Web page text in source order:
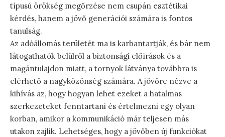
típusú örökség megőrzése nem csupán esztétikai
kérdés, hanem a jövő generációi számára is fontos
tanulság.
Az adóállomás területét ma is karbantartják, és bár nem
látogathatók belülről a biztonsági előírások és a
magántulajdon miatt, a tornyok látványa továbbra is
elérhető a nagyközönség számára. A jövőre nézve a
kihívás az, hogy hogyan lehet ezeket a hatalmas
szerkezeteket fenntartani és értelmezni egy olyan
korban, amikor a kommunikáció már teljesen más
utakon zajlik. Lehetséges, hogy a jövőben új funkciókat